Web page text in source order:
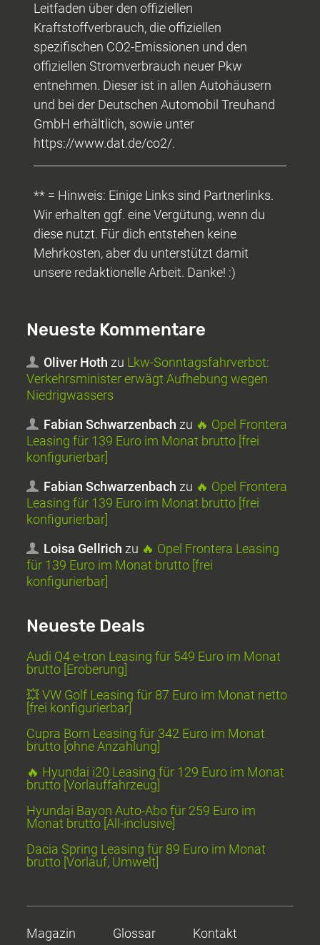
Leitfaden über den offiziellen
Kraftstoffverbrauch, die offiziellen
spezifischen CO2-Emissionen und den
offiziellen Stromverbrauch neuer Pkw
entnehmen. Dieser ist in allen Autohäusern
und bei der Deutschen Automobil Treuhand
GmbH erhältlich, sowie unter
https://www.dat.de/co2/.
** = Hinweis: Einige Links sind Partnerlinks.
Wir erhalten ggf. eine Vergütung, wenn du
diese nutzt. Für dich entstehen keine
Mehrkosten, aber du unterstützt damit
unsere redaktionelle Arbeit. Danke! :)
Neueste Kommentare
Oliver Hoth zu Lkw-Sonntagsfahrverbot:
Verkehrsminister erwägt Aufhebung wegen
Niedrigwassers
Fabian Schwarzenbach zu 🔥 Opel Frontera
Leasing für 139 Euro im Monat brutto [frei
konfigurierbar]
Fabian Schwarzenbach zu 🔥 Opel Frontera
Leasing für 139 Euro im Monat brutto [frei
konfigurierbar]
Loisa Gellrich zu 🔥 Opel Frontera Leasing
für 139 Euro im Monat brutto [frei
konfigurierbar]
Neueste Deals
Audi Q4 e-tron Leasing für 549 Euro im Monat
brutto [Eroberung]
💥 VW Golf Leasing für 87 Euro im Monat netto
[frei konfigurierbar]
Cupra Born Leasing für 342 Euro im Monat
brutto [ohne Anzahlung]
🔥 Hyundai i20 Leasing für 129 Euro im Monat
brutto [Vorlauffahrzeug]
Hyundai Bayon Auto-Abo für 259 Euro im
Monat brutto [All-inclusive]
Dacia Spring Leasing für 89 Euro im Monat
brutto [Vorlauf, Umwelt]
Magazin Glossar Kontakt